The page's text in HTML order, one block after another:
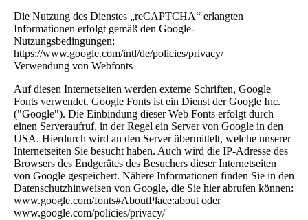
Die Nutzung des Dienstes „reCAPTCHA“ erlangten
Informationen erfolgt gemäß den Google-
Nutzungsbedingungen:
https://www.google.com/intl/de/policies/privacy/
Verwendung von Webfonts
Auf diesen Internetseiten werden externe Schriften, Google
Fonts verwendet. Google Fonts ist ein Dienst der Google Inc.
("Google"). Die Einbindung dieser Web Fonts erfolgt durch
einen Serveraufruf, in der Regel ein Server von Google in den
USA. Hierdurch wird an den Server übermittelt, welche unserer
Internetseiten Sie besucht haben. Auch wird die IP-Adresse des
Browsers des Endgerätes des Besuchers dieser Internetseiten
von Google gespeichert. Nähere Informationen finden Sie in den
Datenschutzhinweisen von Google, die Sie hier abrufen können:
www.google.com/fonts#AboutPlace:about oder
www.google.com/policies/privacy/